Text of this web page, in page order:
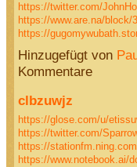
https://twitter.com/
https://www.are.na/block/
https://
Hinzugefügt von
Kommentare
clbzuwjz
https://glose.com/u/
https://twitter.com/
https://
https://www.notebook.ai/